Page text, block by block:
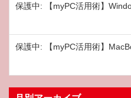
保護中: 【myPC活用術】
保護中: 【myPC活用術】